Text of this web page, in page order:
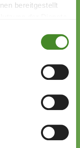
bereitgestellt